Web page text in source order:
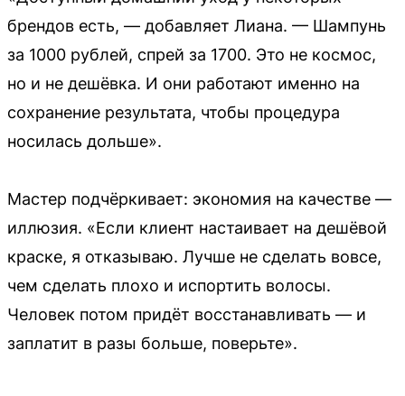
брендов есть, — добавляет Лиана. — Шампунь
за 1000 рублей, спрей за 1700. Это не космос,
но и не дешёвка. И они работают именно на
сохранение результата, чтобы процедура
носилась дольше».
Мастер подчёркивает: экономия на качестве —
иллюзия. «Если клиент настаивает на дешёвой
краске, я отказываю. Лучше не сделать вовсе,
чем сделать плохо и испортить волосы.
Человек потом придёт восстанавливать — и
заплатит в разы больше, поверьте».